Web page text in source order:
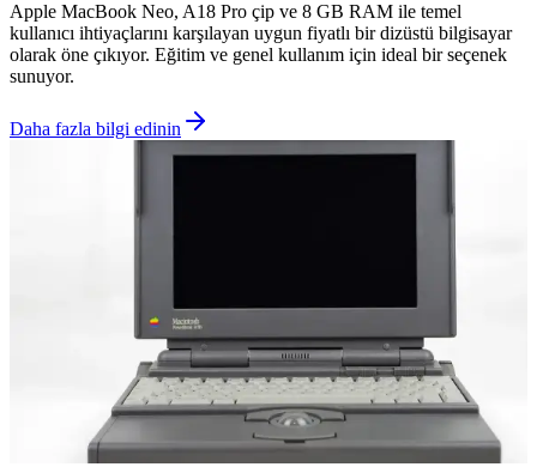
Apple MacBook Neo, A18 Pro çip ve 8 GB RAM ile temel
kullanıcı ihtiyaçlarını karşılayan uygun fiyatlı bir dizüstü bilgisayar
olarak öne çıkıyor. Eğitim ve genel kullanım için ideal bir seçenek
sunuyor.
Daha fazla bilgi edinin